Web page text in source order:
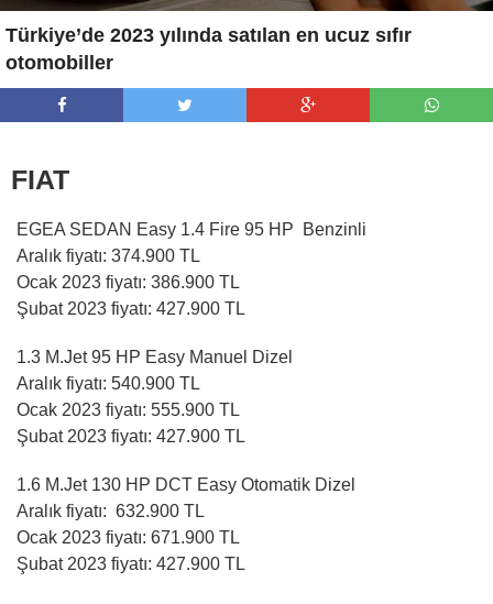
Türkiye’de 2023 yılında satılan en ucuz sıfır
otomobiller
FIAT
EGEA SEDAN Easy 1.4 Fire 95 HP Benzinli
Aralık fiyatı: 374.900 TL
Ocak 2023 fiyatı: 386.900 TL
Şubat 2023 fiyatı: 427.900 TL
1.3 M.Jet 95 HP Easy Manuel Dizel
Aralık fiyatı: 540.900 TL
Ocak 2023 fiyatı: 555.900 TL
Şubat 2023 fiyatı: 427.900 TL
1.6 M.Jet 130 HP DCT Easy Otomatik Dizel
Aralık fiyatı: 632.900 TL
Ocak 2023 fiyatı: 671.900 TL
Şubat 2023 fiyatı: 427.900 TL